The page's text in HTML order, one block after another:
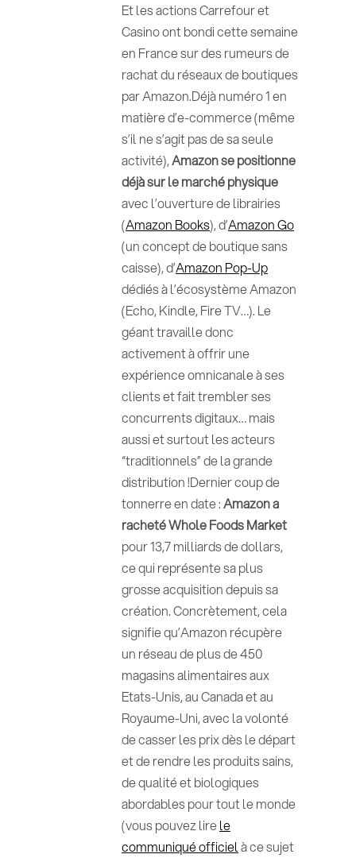
Et les actions Carrefour et
Casino ont bondi cette semaine
en France sur des rumeurs de
rachat du réseaux de boutiques
par Amazon.Déjà numéro 1 en
matière d’e-commerce (même
s’il ne s’agit pas de sa seule
activité),Amazon se positionne
déjà sur le marché physique
avec l’ouverture de librairies
(Amazon Books), d’Amazon Go
(un concept de boutique sans
caisse), d’Amazon Pop-Up
dédiés à l’écosystème Amazon
(Echo, Kindle, Fire TV…). Le
géant travaille donc
activement à offrir une
expérience omnicanale à ses
clients et fait trembler ses
concurrents digitaux… mais
aussi et surtout les acteurs
“traditionnels” de la grande
distribution !Dernier coup de
tonnerre en date :Amazon a
racheté Whole Foods Market
pour 13,7 milliards de dollars,
ce qui représente sa plus
grosse acquisition depuis sa
création. Concrètement, cela
signifie qu’Amazon récupère
un réseau de plus de 450
magasins alimentaires aux
Etats-Unis, au Canada et au
Royaume-Uni, avec la volonté
de casser les prix dès le départ
et de rendre les produits sains,
de qualité et biologiques
abordables pour tout le monde
(vous pouvez lirele
communiqué officielà ce sujet